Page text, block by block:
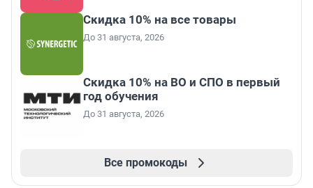
Скидка 10% на все товары
До 31 августа, 2026
Скидка 10% на ВО и СПО в первый
год обучения
До 31 августа, 2026
Все промокоды